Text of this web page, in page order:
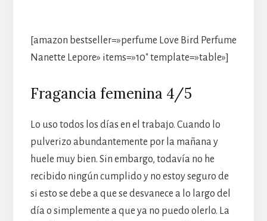
[amazon bestseller=»perfume Love Bird Perfume
Nanette Lepore» items=»10″ template=»table»]
Fragancia femenina 4/5
Lo uso todos los días en el trabajo. Cuando lo
pulverizo abundantemente por la mañana y
huele muy bien. Sin embargo, todavía no he
recibido ningún cumplido y no estoy seguro de
si esto se debe a que se desvanece a lo largo del
día o simplemente a que ya no puedo olerlo. La